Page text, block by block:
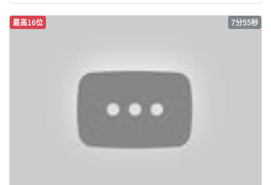
最高16位 7分55秒